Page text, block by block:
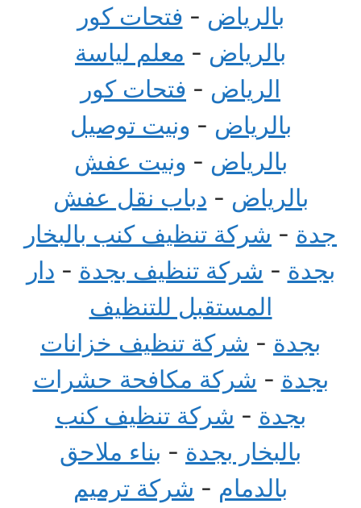
بالرياض - فتحات كور
بالرياض - معلم لياسة
الرياض - فتحات كور
بالرياض - ونيت توصيل
بالرياض - ونيت عفش
بالرياض - دباب نقل عفش
جدة - شركة تنظيف كنب بالبخار
بجدة - شركة تنظيف بجدة - دار
المستقبل للتنظيف
بجدة - شركة تنظيف خزانات
بجدة - شركة مكافحة حشرات
بجدة - شركة تنظيف كنب
بالبخار بجدة - بناء ملاحق
بالدمام - شركة ترميم